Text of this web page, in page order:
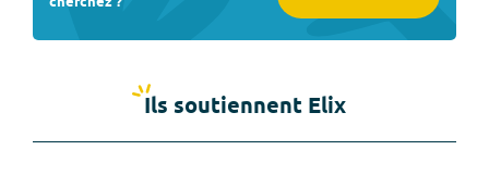
Ils soutiennent Elix